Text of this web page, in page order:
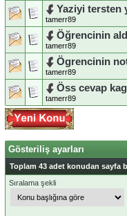
Yaziyi tersten
tamerr89
Öğrencinin
tamerr89
Ögrencinin
tamerr89
Öss cevap
tamerr89
Gösteriliş ayarları
Toplam 43 adet konudan sayfa
Sıralama şekli